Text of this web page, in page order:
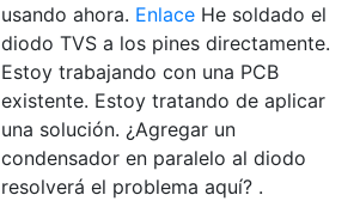
usando ahora. Enlace He soldado el
diodo TVS a los pines directamente.
Estoy trabajando con una PCB
existente. Estoy tratando de aplicar
una solución. ¿Agregar un
condensador en paralelo al diodo
resolverá el problema aquí? .